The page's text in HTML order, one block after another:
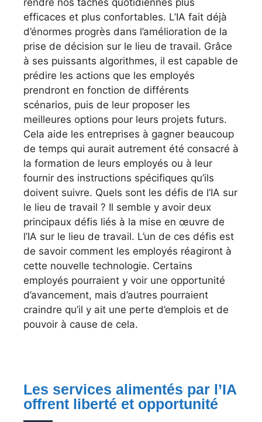
efficaces et plus confortables. L’IA fait déjà
d’énormes progrès dans l’amélioration de la
prise de décision sur le lieu de travail. Grâce
à ses puissants algorithmes, il est capable de
prédire les actions que les employés
prendront en fonction de différents
scénarios, puis de leur proposer les
meilleures options pour leurs projets futurs.
Cela aide les entreprises à gagner beaucoup
de temps qui aurait autrement été consacré à
la formation de leurs employés ou à leur
fournir des instructions spécifiques qu’ils
doivent suivre. Quels sont les défis de l’IA sur
le lieu de travail ? Il semble y avoir deux
principaux défis liés à la mise en œuvre de
l’IA sur le lieu de travail. L’un de ces défis est
de savoir comment les employés réagiront à
cette nouvelle technologie. Certains
employés pourraient y voir une opportunité
d’avancement, mais d’autres pourraient
craindre qu’il y ait une perte d’emplois et de
pouvoir à cause de cela.
Les services alimentés par l’IA
offrent liberté et opportunité